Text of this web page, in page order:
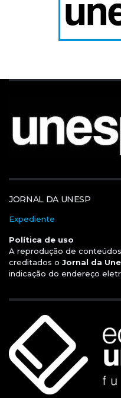
JORNAL DA UNESP
Expediente
Política de uso
A reprodução de
creditados o Jornal da
indicação do endereço